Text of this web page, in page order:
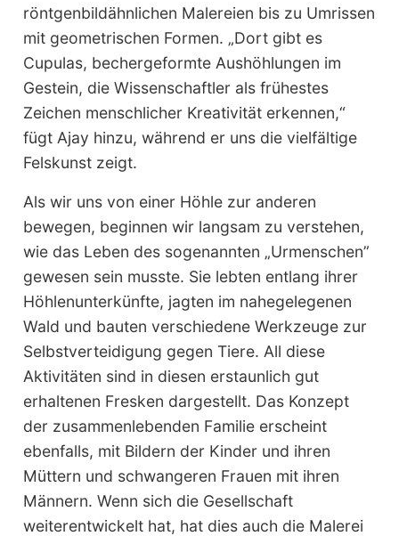
röntgenbildähnlichen Malereien bis zu Umrissen
mit geometrischen Formen. „Dort gibt es
Cupulas, bechergeformte Aushöhlungen im
Gestein, die Wissenschaftler als frühestes
Zeichen menschlicher Kreativität erkennen,“
fügt Ajay hinzu, während er uns die vielfältige
Felskunst zeigt.
Als wir uns von einer Höhle zur anderen
bewegen, beginnen wir langsam zu verstehen,
wie das Leben des sogenannten „Urmenschen”
gewesen sein musste. Sie lebten entlang ihrer
Höhlenunterkünfte, jagten im nahegelegenen
Wald und bauten verschiedene Werkzeuge zur
Selbstverteidigung gegen Tiere. All diese
Aktivitäten sind in diesen erstaunlich gut
erhaltenen Fresken dargestellt. Das Konzept
der zusammenlebenden Familie erscheint
ebenfalls, mit Bildern der Kinder und ihren
Müttern und schwangeren Frauen mit ihren
Männern. Wenn sich die Gesellschaft
weiterentwickelt hat, hat dies auch die Malerei